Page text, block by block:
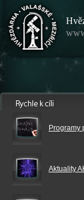
Programy
Aktuality